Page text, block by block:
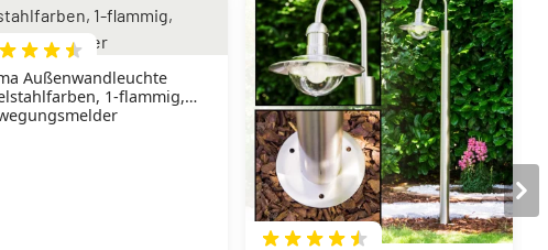
Außenwandleuchte
1-flammig,